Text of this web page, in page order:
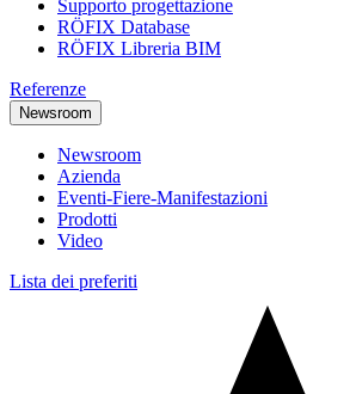
Supporto progettazione
RÖFIX Database
RÖFIX Libreria BIM
Referenze
Newsroom
Newsroom
Azienda
Eventi-Fiere-Manifestazioni
Prodotti
Video
Lista dei preferiti